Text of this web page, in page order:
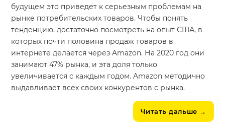
будущем это приведет к серьезным проблемам на
рынке потребительских товаров. Чтобы понять
тенденцию, достаточно посмотреть на опыт США, в
которых почти половина продаж товаров в
интернете делается через Amazon. На 2020 год они
занимают 47% рынка, и эта доля только
увеличивается с каждым годом. Amazon методично
выдавливает всех своих конкурентов с рынка.
Читать дальше →